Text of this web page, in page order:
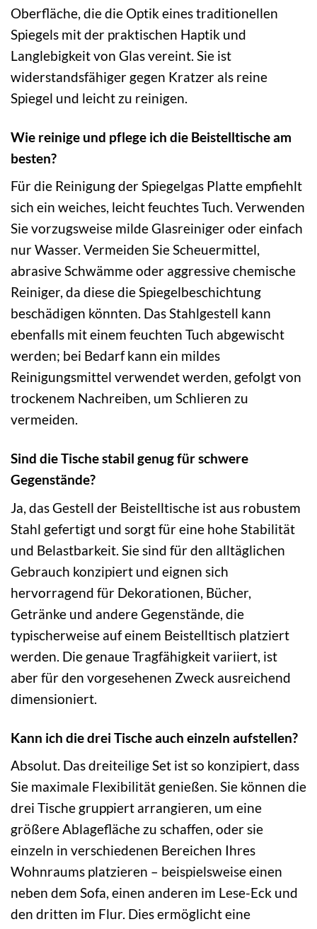
Oberfläche, die die Optik eines traditionellen
Spiegels mit der praktischen Haptik und
Langlebigkeit von Glas vereint. Sie ist
widerstandsfähiger gegen Kratzer als reine
Spiegel und leicht zu reinigen.
Wie reinige und pflege ich die Beistelltische am
besten?
Für die Reinigung der Spiegelgas Platte empfiehlt
sich ein weiches, leicht feuchtes Tuch. Verwenden
Sie vorzugsweise milde Glasreiniger oder einfach
nur Wasser. Vermeiden Sie Scheuermittel,
abrasive Schwämme oder aggressive chemische
Reiniger, da diese die Spiegelbeschichtung
beschädigen könnten. Das Stahlgestell kann
ebenfalls mit einem feuchten Tuch abgewischt
werden; bei Bedarf kann ein mildes
Reinigungsmittel verwendet werden, gefolgt von
trockenem Nachreiben, um Schlieren zu
vermeiden.
Sind die Tische stabil genug für schwere
Gegenstände?
Ja, das Gestell der Beistelltische ist aus robustem
Stahl gefertigt und sorgt für eine hohe Stabilität
und Belastbarkeit. Sie sind für den alltäglichen
Gebrauch konzipiert und eignen sich
hervorragend für Dekorationen, Bücher,
Getränke und andere Gegenstände, die
typischerweise auf einem Beistelltisch platziert
werden. Die genaue Tragfähigkeit variiert, ist
aber für den vorgesehenen Zweck ausreichend
dimensioniert.
Kann ich die drei Tische auch einzeln aufstellen?
Absolut. Das dreiteilige Set ist so konzipiert, dass
Sie maximale Flexibilität genießen. Sie können die
drei Tische gruppiert arrangieren, um eine
größere Ablagefläche zu schaffen, oder sie
einzeln in verschiedenen Bereichen Ihres
Wohnraums platzieren – beispielsweise einen
neben dem Sofa, einen anderen im Lese-Eck und
den dritten im Flur. Dies ermöglicht eine